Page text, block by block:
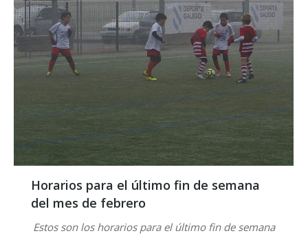
Horarios para el último fin de semana
del mes de febrero
Estos son los horarios para el último fin de semana